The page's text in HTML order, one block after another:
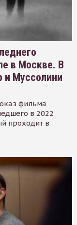
в Москве. В
и Муссолини
фильма
в 2022
проходит в